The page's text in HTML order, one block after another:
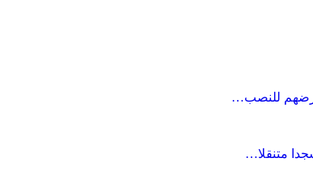
للنصب…
متنقلا…